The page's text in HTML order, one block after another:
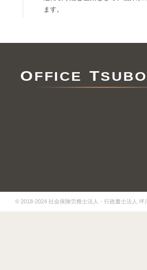
ます。
O FFICE T
© 2018-2024 社会保険労務士法人・行政書士法人 坪